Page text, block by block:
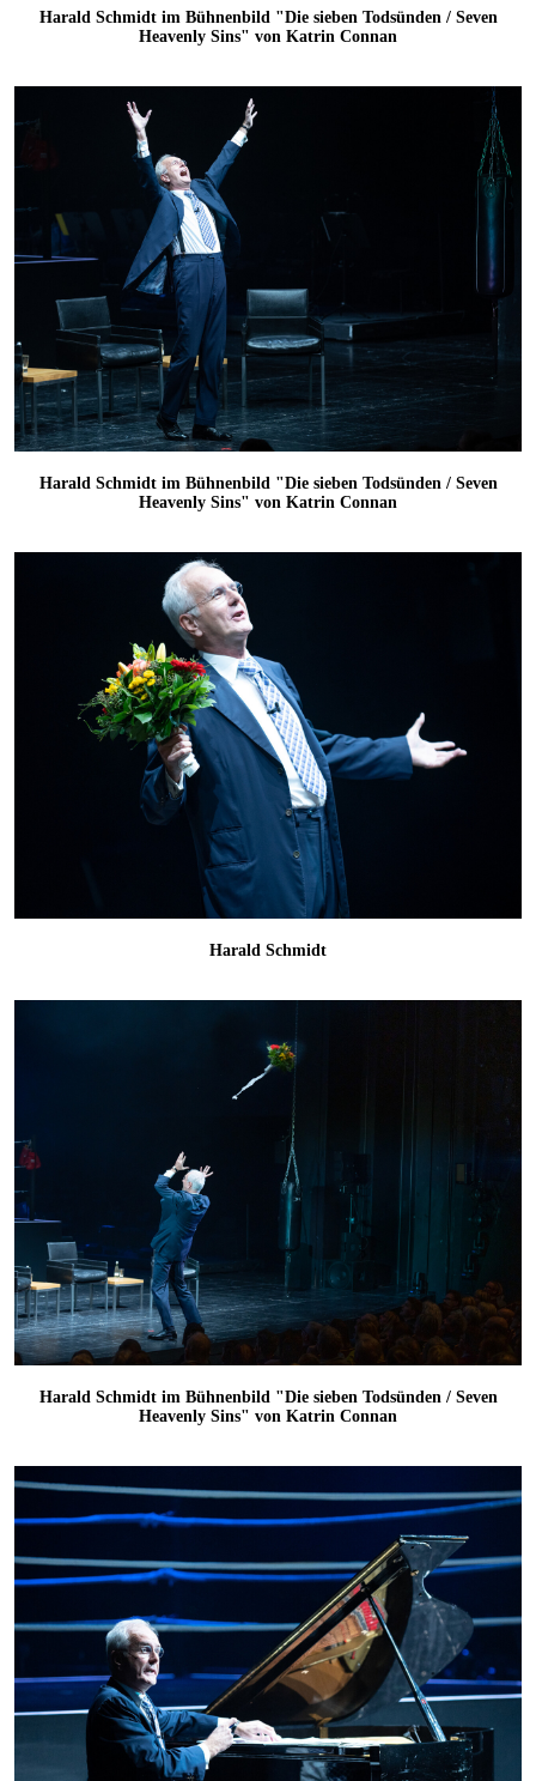
Harald Schmidt im Bühnenbild "Die sieben Todsünden / Seven
Heavenly Sins" von Katrin Connan
Harald Schmidt im Bühnenbild "Die sieben Todsünden / Seven
Heavenly Sins" von Katrin Connan
Harald Schmidt
Harald Schmidt im Bühnenbild "Die sieben Todsünden / Seven
Heavenly Sins" von Katrin Connan